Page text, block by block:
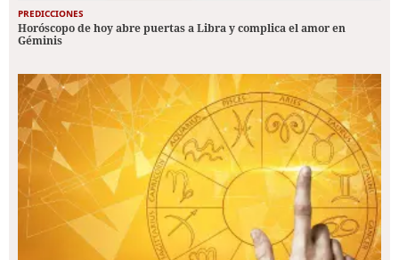
PREDICCIONES
Horóscopo de hoy abre puertas a Libra y complica el amor en
Géminis